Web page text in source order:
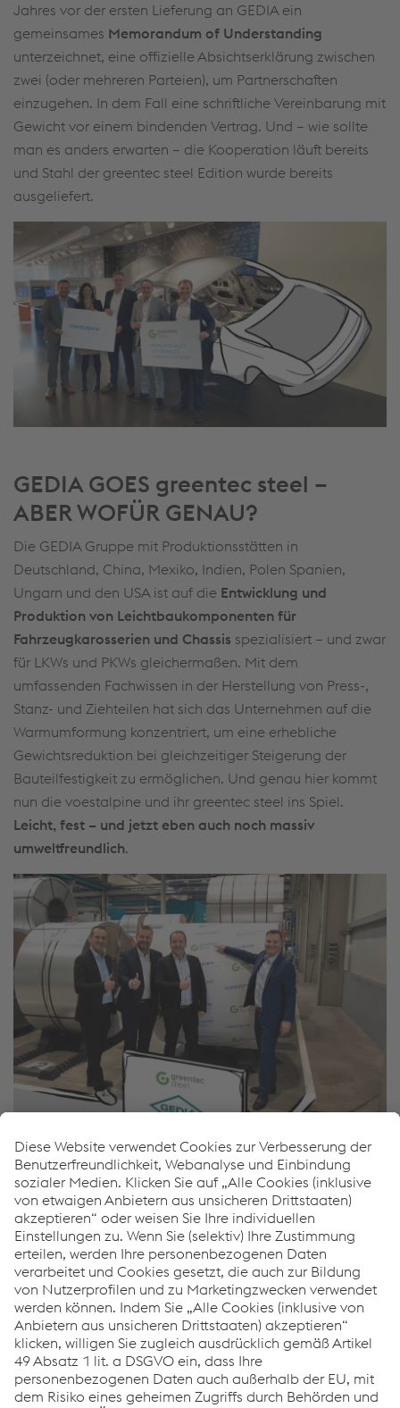
Jahres vor der ersten Lieferung an GEDIA ein
gemeinsames Memorandum of Understanding
unterzeichnet, eine offizielle Absichtserklärung zwischen
zwei (oder mehreren Parteien), um Partnerschaften
einzugehen. In dem Fall eine schriftliche Vereinbarung mit
Gewicht vor einem bindenden Vertrag. Und – wie sollte
man es anders erwarten – die Kooperation läuft bereits
und Stahl der greentec steel Edition wurde bereits
ausgeliefert.
GEDIA GOES greentec steel –
ABER WOFÜR GENAU?
Die GEDIA Gruppe mit Produktionsstätten in
Deutschland, China, Mexiko, Indien, Polen Spanien,
Ungarn und den USA ist auf die Entwicklung und
Produktion von Leichtbaukomponenten für
Fahrzeugkarosserien und Chassis spezialisiert – und zwar
für LKWs und PKWs gleichermaßen. Mit dem
umfassenden Fachwissen in der Herstellung von Press-,
Stanz- und Ziehteilen hat sich das Unternehmen auf die
Warmumformung konzentriert, um eine erhebliche
Gewichtsreduktion bei gleichzeitiger Steigerung der
Bauteilfestigkeit zu ermöglichen. Und genau hier kommt
nun die voestalpine und ihr greentec steel ins Spiel.
Leicht, fest – und jetzt eben auch noch massiv
umweltfreundlich.
Wenn so große und etablierte Konzerne wie
die GEDIA-Gruppe auf voestalpine greentec
steel setzen, dann freut mich das immer ganz